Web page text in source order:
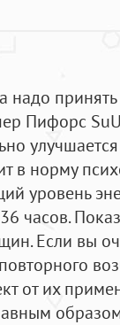
надо
Пифорс
в норму
уровень
часов.
Если вы
от их